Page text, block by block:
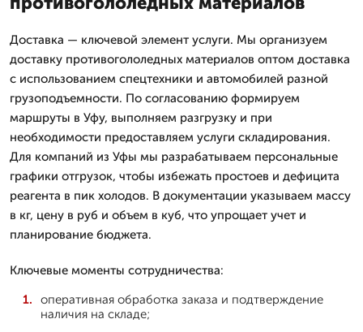
Доставка — ключевой элемент услуги. Мы организуем
доставку противогололедных материалов оптом доставка
с использованием спецтехники и автомобилей разной
грузоподъемности. По согласованию формируем
маршруты в Уфу, выполняем разгрузку и при
необходимости предоставляем услуги складирования.
Для компаний из Уфы мы разрабатываем персональные
графики отгрузок, чтобы избежать простоев и дефицита
реагента в пик холодов. В документации указываем массу
в кг, цену в руб и объем в куб, что упрощает учет и
планирование бюджета.
Ключевые моменты сотрудничества:
оперативная обработка заказа и подтверждение
наличия на складе;